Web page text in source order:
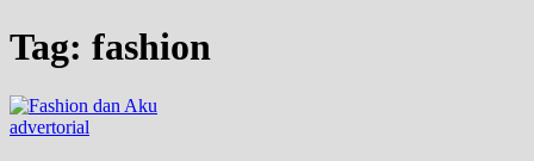
Tag: fashion
advertorial